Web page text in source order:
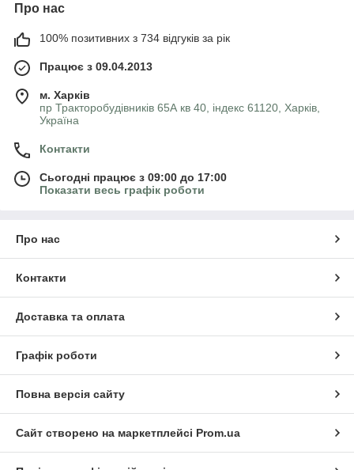
Про нас
100% позитивних з 734 відгуків за рік
Працює з 09.04.2013
м. Харків
пр Тракторобудівників 65А кв 40, індекс 61120, Харків,
Україна
Контакти
Сьогодні працює з 09:00 до 17:00
Показати весь графік роботи
Про нас
Контакти
Доставка та оплата
Графік роботи
Повна версія сайту
Сайт створено на маркетплейсі Prom.ua